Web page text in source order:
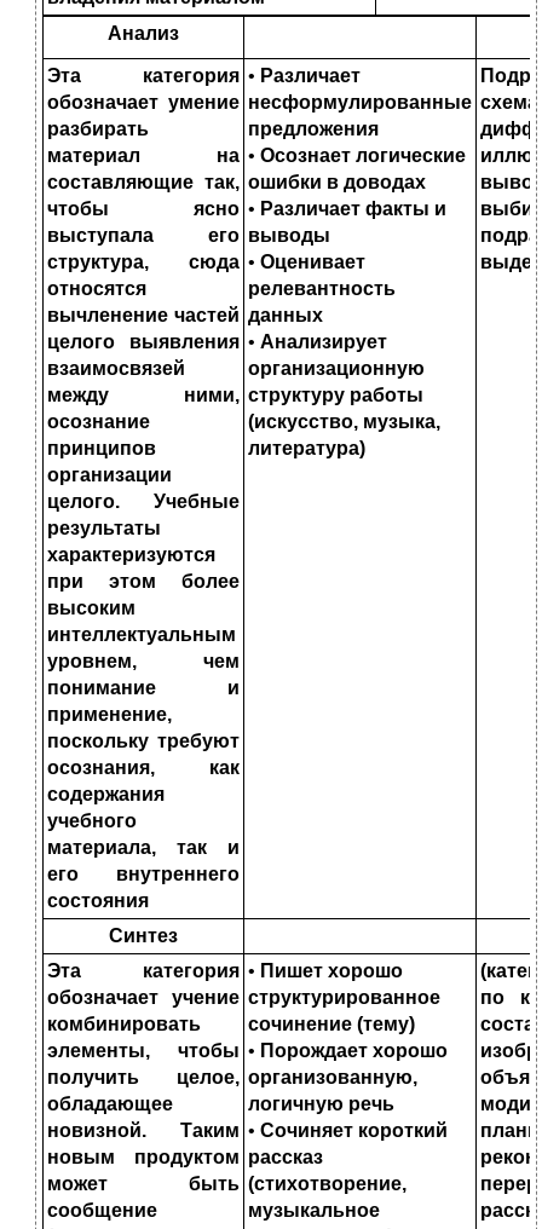
Анализ
Эта категория
обозначает умение
разбирать
материал на
составляющие так,
чтобы ясно
выступала его
структура, сюда
относятся
вычленение частей
целого выявления
взаимосвязей
между ними,
осознание
принципов
организации
целого. Учебные
результаты
характеризуются
при этом более
высоким
интеллектуальным
уровнем, чем
понимание и
применение,
поскольку требуют
осознания, как
содержания
учебного
материала, так и
его внутреннего
состояния
• Различает
несформулированные
предложения
• Осознает логические
ошибки в доводах
• Различает факты и
выводы
• Оценивает
релевантность
данных
• Анализирует
организационную
структуру работы
(искусство, музыка,
литература)
схема
Синтез
Эта категория
обозначает учение
комбинировать
элементы, чтобы
получить целое,
обладающее
новизной. Таким
новым продуктом
может быть
сообщение
• Пишет хорошо
структурированное
сочинение (тему)
• Порождает хорошо
организованную,
логичную речь
• Сочиняет короткий
рассказ
(стихотворение,
музыкальное
по